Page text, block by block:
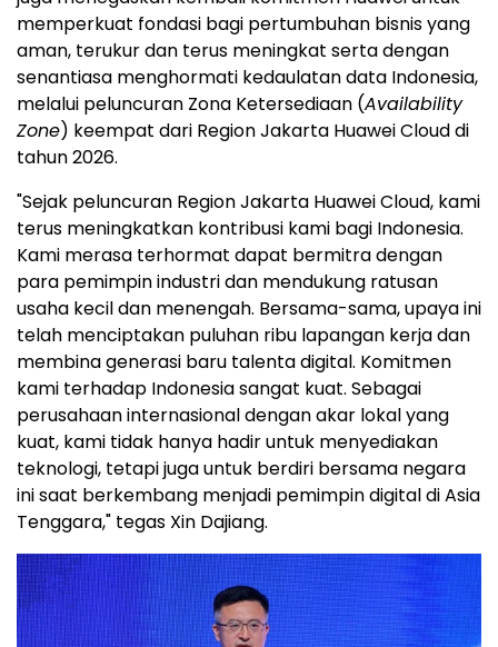
memperkuat fondasi bagi pertumbuhan bisnis yang
aman, terukur dan terus meningkat serta dengan
senantiasa menghormati kedaulatan data Indonesia,
melalui peluncuran Zona Ketersediaan (Availability
Zone) keempat dari Region Jakarta Huawei Cloud di
tahun 2026.
"Sejak peluncuran Region Jakarta Huawei Cloud, kami
terus meningkatkan kontribusi kami bagi Indonesia.
Kami merasa terhormat dapat bermitra dengan
para pemimpin industri dan mendukung ratusan
usaha kecil dan menengah. Bersama-sama, upaya ini
telah menciptakan puluhan ribu lapangan kerja dan
membina generasi baru talenta digital. Komitmen
kami terhadap Indonesia sangat kuat. Sebagai
perusahaan internasional dengan akar lokal yang
kuat, kami tidak hanya hadir untuk menyediakan
teknologi, tetapi juga untuk berdiri bersama negara
ini saat berkembang menjadi pemimpin digital diAsia
Tenggara," tegas Xin Dajiang.